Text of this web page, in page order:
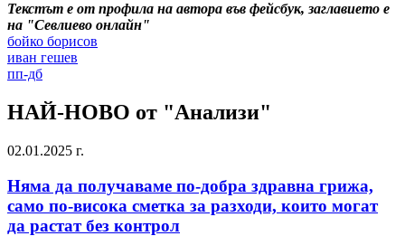
Текстът е от профила на автора във фейсбук, заглавието е
на "Севлиево онлайн"
бойко борисов
иван гешев
пп-дб
НАЙ-НОВО от "Анализи"
02.01.2025 г.
Няма да получаваме по-добра здравна грижа,
само по-висока сметка за разходи, които могат
да растат без контрол